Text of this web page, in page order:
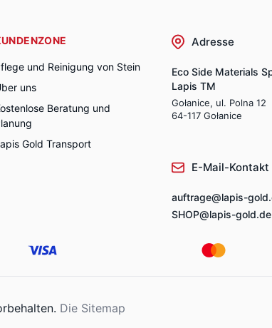
und Reinigung von Stein
uns
Beratung und
Gold Transport
Adresse
Eco Side Materials
Lapis TM
Gołanice, ul. Polna 12
64-117 Gołanice
E-Mail-Kontakt
auftrage@lapis-
SHOP@lapis-gold.de
Die Sitemap